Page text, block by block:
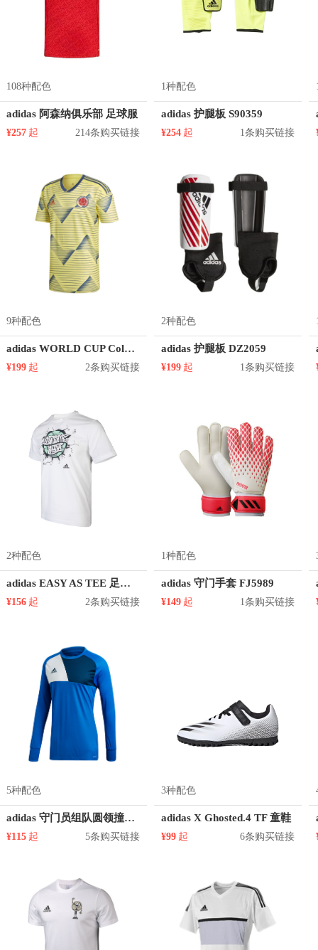
108种配色
adidas 阿森纳俱乐部 足球服
¥257 起 214条购买链接
1种配色
adidas 护腿板 S90359
¥254 起 1条购买链接
9种配色
adidas WORLD CUP Columbia哥伦比亚国家队透气球衣短袖足球服
¥199 起 2条购买链接
2种配色
adidas 护腿板 DZ2059
¥199 起 1条购买链接
2种配色
adidas EASY AS TEE 足球训练圆领短袖T恤 男装 GL1982
¥156 起 2条购买链接
1种配色
adidas 守门手套 FJ5989
¥149 起 1条购买链接
5种配色
adidas 守门员组队圆领撞色长袖足球服 AZ5398
¥115 起 5条购买链接
3种配色
adidas X Ghosted.4 TF 童鞋
¥99 起 6条购买链接